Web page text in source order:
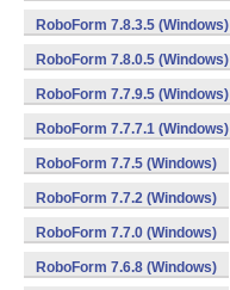
RoboForm 7.8.3.5 (Windows)
RoboForm 7.8.0.5 (Windows)
RoboForm 7.7.9.5 (Windows)
RoboForm 7.7.7.1 (Windows)
RoboForm 7.7.5 (Windows)
RoboForm 7.7.2 (Windows)
RoboForm 7.7.0 (Windows)
RoboForm 7.6.8 (Windows)